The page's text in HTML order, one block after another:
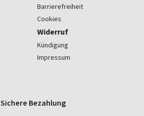
Barrierefreiheit
Cookies
Widerruf
Kündigung
Impressum
Sichere Bezahlung